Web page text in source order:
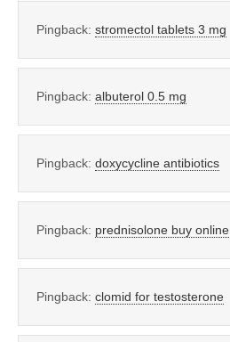
Pingback: stromectol tablets 3 mg
Pingback: albuterol 0.5 mg
Pingback: doxycycline antibiotics
Pingback: prednisolone buy online
Pingback: clomid for testosterone